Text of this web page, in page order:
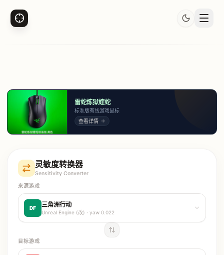
雷蛇炼狱蝰蛇
标准版有线游戏鼠标
查看详情
灵敏度转换器
Sensitivity Converter
来源游戏
DF 三角洲行动
Unreal Engine (改) · yaw 0.022
目标游戏